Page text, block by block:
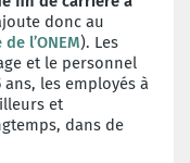
donc au
l’ONEM). Les
et le personnel
les employés à
et
dans de